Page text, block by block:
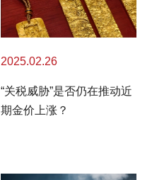
2025.02.26
“关税威胁”是否仍在推动近
期金价上涨？